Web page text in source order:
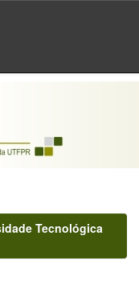
Tecnológica